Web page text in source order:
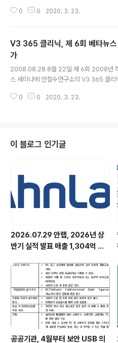
지, '내 PC는 스스로 지킨다'는 마음으로 보
치고 있습니다. PC관리 5단계를 통해, 나의
게게 관리하시기 바랍니다. 그리고, 가볍고
클리닉 2.0을 1개월간 체험도 하실 수 있습
클리닉 2.0 1개월 체험판 받기[클릭]
0 0 2020. 3. 23.
V3 365 클리닉, 제 6회 베타뉴스
가
2008.08.28 8월 22일 제 6회 2008년
스 세미나에 안철수연구소의 V3 365 클리
D를 비롯하여 엔비디아, 씨게이트, 마이크로
타뉴스 이직 대표의 키노트 스피치로 시작
세미나는 말 그대로 IT업계를 리딩하는 업체
세미나가 회원과 업체 그리고 베타뉴스가
자리가 되길 기대한다고 밝혔습니다. 최신
자리에 본격적인 세미나는 ..
0 0 2020. 3. 23.
이 블로그 인기글
2026.07.29 안랩, 2026년 상
반기 실적 발표 매출 1,304억 원,
공공기관, 4월부터 보안 USB 의